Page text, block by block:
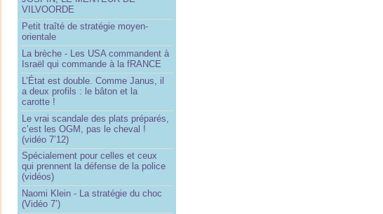
VILVOORDE
Petit traîté de stratégie moyen-
orientale
La brèche - Les USA commandent à
Israël qui commande à la fRANCE
L’État est double. Comme Janus, il
a deux profils : le bâton et la
carotte !
Le vrai scandale des plats préparés,
c’est les OGM, pas le cheval !
(vidéo 7’12)
Spécialement pour celles et ceux
qui prennent la défense de la police
(vidéos)
Naomi Klein - La stratégie du choc
(Vidéo 7’)